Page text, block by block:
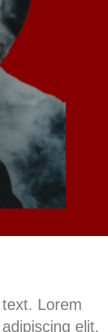
Lorem
elit.